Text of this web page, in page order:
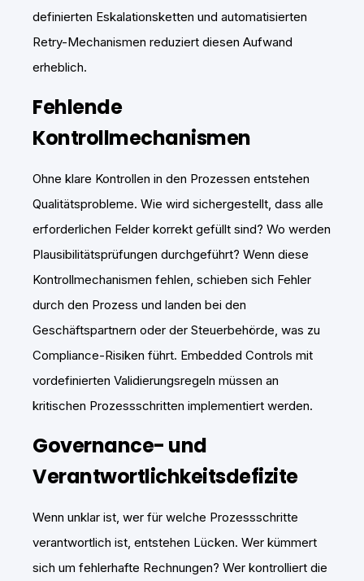
definierten Eskalationsketten und automatisierten
Retry-Mechanismen reduziert diesen Aufwand
erheblich.
Fehlende
Kontrollmechanismen
Ohne klare Kontrollen in den Prozessen entstehen
Qualitätsprobleme. Wie wird sichergestellt, dass alle
erforderlichen Felder korrekt gefüllt sind? Wo werden
Plausibilitätsprüfungen durchgeführt? Wenn diese
Kontrollmechanismen fehlen, schieben sich Fehler
durch den Prozess und landen bei den
Geschäftspartnern oder der Steuerbehörde, was zu
Compliance-Risiken führt. Embedded Controls mit
vordefinierten Validierungsregeln müssen an
kritischen Prozessschritten implementiert werden.
Governance- und
Verantwortlichkeitsdefizite
Wenn unklar ist, wer für welche Prozessschritte
verantwortlich ist, entstehen Lücken. Wer kümmert
sich um fehlerhafte Rechnungen? Wer kontrolliert die